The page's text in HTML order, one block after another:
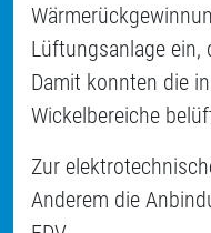
Lüftungsanlage ein,
Damit konnten die
Wickelbereiche
Zur
Anderem die